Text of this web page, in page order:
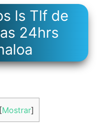
ls Tlf de
24hrs
[Mostrar]